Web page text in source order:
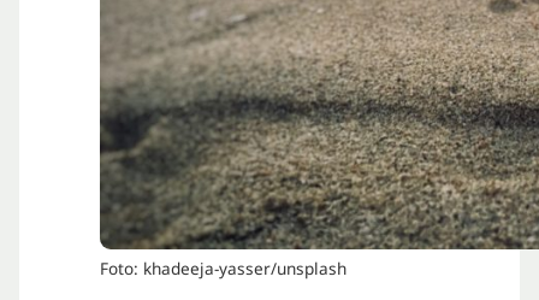
Foto: khadeeja-yasser/unsplash